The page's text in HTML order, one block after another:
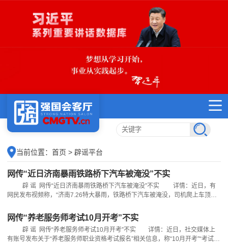
当前位置： 首页 > 辟谣平台
网传“近日济南暴雨铁路桥下汽车被淹没”不实
辟 谣 网传“近日济南暴雨铁路桥下汽车被淹没”不实 详情：近日，有
网民发布视频称，“济南7.26特大暴雨，铁路桥下汽车被淹没，司机爬上车顶求
本轮降雨所致，网传视频系旧闻翻炒。（来源：“山东互联网联合辟谣平台”微信
公众号） 误 区&nbs
网传“养老服务师考试10月开考”不实
辟 谣 网传“养老服务师考试10月开考”不实 详情：近日，社交媒体上
有账号发布关于“养老服务师职业资格考试报名”相关信息，称“10月开考”“考试报